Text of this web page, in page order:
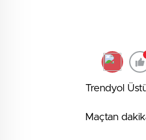
Trendyol
Maçtan